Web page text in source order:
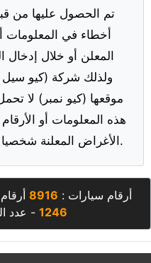
تم الحصول عليها من
أخطاء في المعلومات
المعلن أو خلال إدخال
ولذلك شركة (كيو سيل
موقعها (كيو نمبر) لا
هذه المعلومات أو
الأغراض المعلنة شخصيا والقيام بالفحص قبل الشراء.
أرقام سيارات : 8916
1246 - عدد